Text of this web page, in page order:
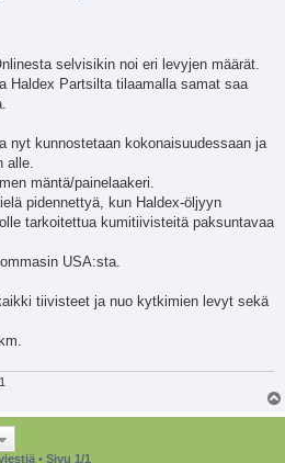
selvisikin noi eri levyjen määrät.
Haldex Partsilta tilaamalla samat saa
nyt kunnostetaan kokonaisuudessaan ja
alle.
mäntä/painelaakeri.
pidennettyä, kun Haldex-öljyyn
tarkoitettua kumitiivisteitä paksuntavaa
USA:sta.
tiivisteet ja nuo kytkimien levyt sekä
• Sivu 1/1